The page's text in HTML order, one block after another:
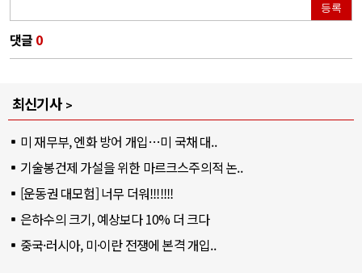
등록
댓글 0
최신기사
미 재무부, 엔화 방어 개입…미 국채 대..
기술봉건제 가설을 위한 마르크스주의적 논..
[운동권 대모험] 너무 더워!!!!!!!
은하수의 크기, 예상보다 10% 더 크다
중국·러시아, 미·이란 전쟁에 본격 개입..